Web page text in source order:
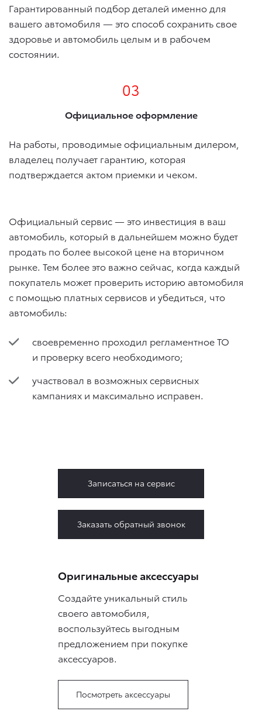
Гарантированный подбор деталей именно для
вашего автомобиля — это способ сохранить свое
здоровье и автомобиль целым и в рабочем
состоянии.
03
Официальное оформление
На работы, проводимые официальным дилером,
владелец получает гарантию, которая
подтверждается актом приемки и чеком.
Официальный сервис — это инвестиция в ваш
автомобиль, который в дальнейшем можно будет
продать по более высокой цене на вторичном
рынке. Тем более это важно сейчас, когда каждый
покупатель может проверить историю автомобиля
с помощью платных сервисов и убедиться, что
автомобиль:
своевременно проходил регламентное ТО
и проверку всего необходимого;
участвовал в возможных сервисных
кампаниях и максимально исправен.
Записаться на сервис
Заказать обратный звонок
Оригинальные аксессуары
Создайте уникальный стиль
своего автомобиля,
воспользуйтесь выгодным
предложением при покупке
аксессуаров.
Посмотреть аксессуары